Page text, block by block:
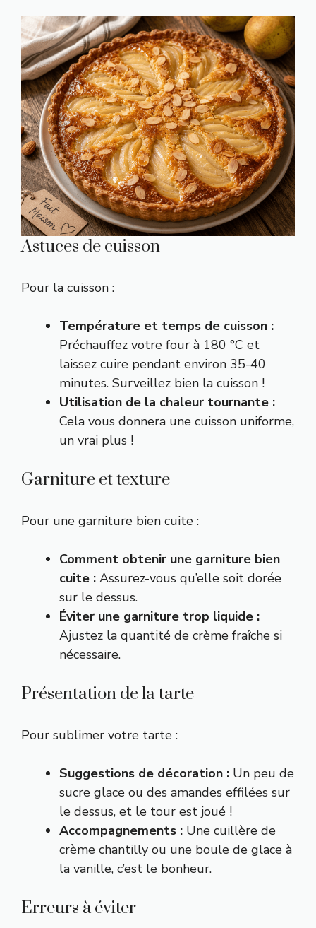
Astuces de cuisson
Pour la cuisson :
Température et temps de cuisson :
Préchauffez votre four à 180 °C et
laissez cuire pendant environ 35-40
minutes. Surveillez bien la cuisson !
Utilisation de la chaleur tournante :
Cela vous donnera une cuisson uniforme,
un vrai plus !
Garniture et texture
Pour une garniture bien cuite :
Comment obtenir une garniture bien
cuite : Assurez-vous qu’elle soit dorée
sur le dessus.
Éviter une garniture trop liquide :
Ajustez la quantité de crème fraîche si
nécessaire.
Présentation de la tarte
Pour sublimer votre tarte :
Suggestions de décoration : Un peu de
sucre glace ou des amandes effilées sur
le dessus, et le tour est joué !
Accompagnements : Une cuillère de
crème chantilly ou une boule de glace à
la vanille, c’est le bonheur.
Erreurs à éviter